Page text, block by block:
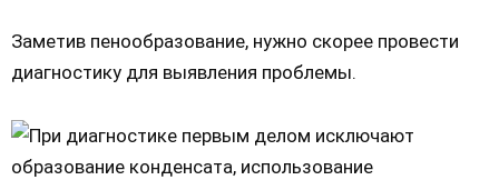
Заметив пенообразование, нужно скорее провести
диагностику для выявления проблемы.